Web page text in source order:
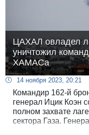
ЦАХАЛ овладел
уничтожил
ХАМАСа
14 ноября 2023, 20:21
Командир 162-й
генерал Ицик Коэн
полном захвате
сектора Газа.